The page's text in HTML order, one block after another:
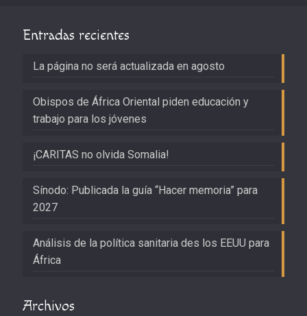
Entradas recientes
La página no será actualizada en agosto
Obispos de África Oriental piden educación y
trabajo para los jóvenes
¡CARITAS no olvida Somalia!
Sínodo: Publicada la guía “Hacer memoria” para
2027
Análisis de la política sanitaria des los EEUU para
África
Archivos